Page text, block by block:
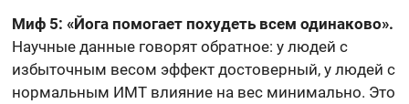
Миф 5: «Йога помогает похудеть всем одинаково».
Научные данные говорят обратное: у людей с
избыточным весом эффект достоверный, у людей с
нормальным ИМТ влияние на вес минимально. Это